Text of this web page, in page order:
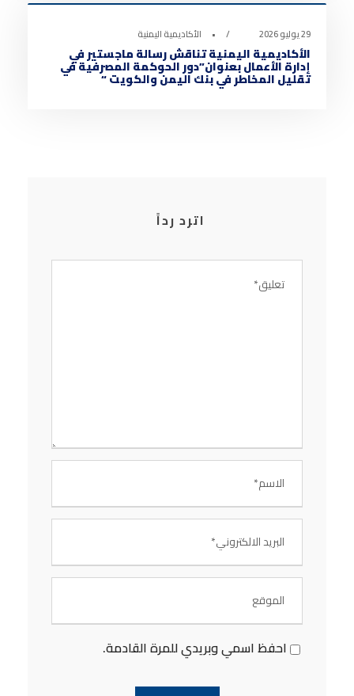
29 يوليو 2026 • الأكاديمية اليمنية
الأكاديمية اليمنية تناقش رسالة ماجستير في
إدارة الأعمال بعنوان”دور الحوكمة المصرفية في
تقليل المخاطر في بنك اليمن والكويت “
اترد رداً
احفظ اسمي وبريدي للمرة القادمة.